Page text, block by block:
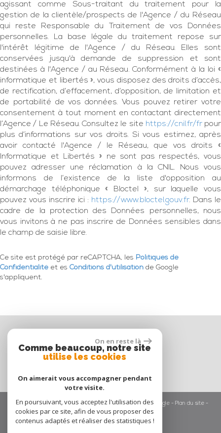
agissant comme Sous-traitant du traitement pour la
gestion de la clientèle/prospects de l'Agence / du Réseau
qui reste Responsable du Traitement de vos Données
personnelles. La base légale du traitement repose sur
l'intérêt légitime de l'Agence / du Réseau. Elles sont
conservées jusqu'à demande de suppression et sont
destinées à l'Agence / au Réseau. Conformément à la loi «
informatique et libertés », vous disposez des droits d’accès,
de rectification, d’effacement, d’opposition, de limitation et
de portabilité de vos données. Vous pouvez retirer votre
consentement à tout moment en contactant directement
l’Agence / Le Réseau. Consultez le site https://cnil.fr/frpour
plus d’informations sur vos droits. Si vous estimez, après
avoir contacté l'Agence / le Réseau, que vos droits «
Informatique et Libertés » ne sont pas respectés, vous
pouvez adresser une réclamation à la CNIL. Nous vous
informons de l’existence de la liste d'opposition au
démarchage téléphonique « Bloctel », sur laquelle vous
pouvez vous inscrire ici : https://www.bloctel.gouv.fr. Dans le
cadre de la protection des Données personnelles, nous
vous invitons à ne pas inscrire de Données sensibles dans
le champ de saisie libre.
Ce site est protégé par reCAPTCHA, les Politiques de
Confidentialité et es Conditions d'utilisation de Google
s'appliquent.
Espace propriétaire
© 2026 | Tous droits réservés | Traduction powered by Google - Plan du site-
Mentions légales-Partenaires-Admin
On en reste là
Comme beaucoup, notre site
utilise les cookies
On aimerait vous accompagner pendant
votre visite.
En poursuivant, vous acceptez l'utilisation des
cookies par ce site, afin de vous proposer des
contenus adaptés et réaliser des statistiques !